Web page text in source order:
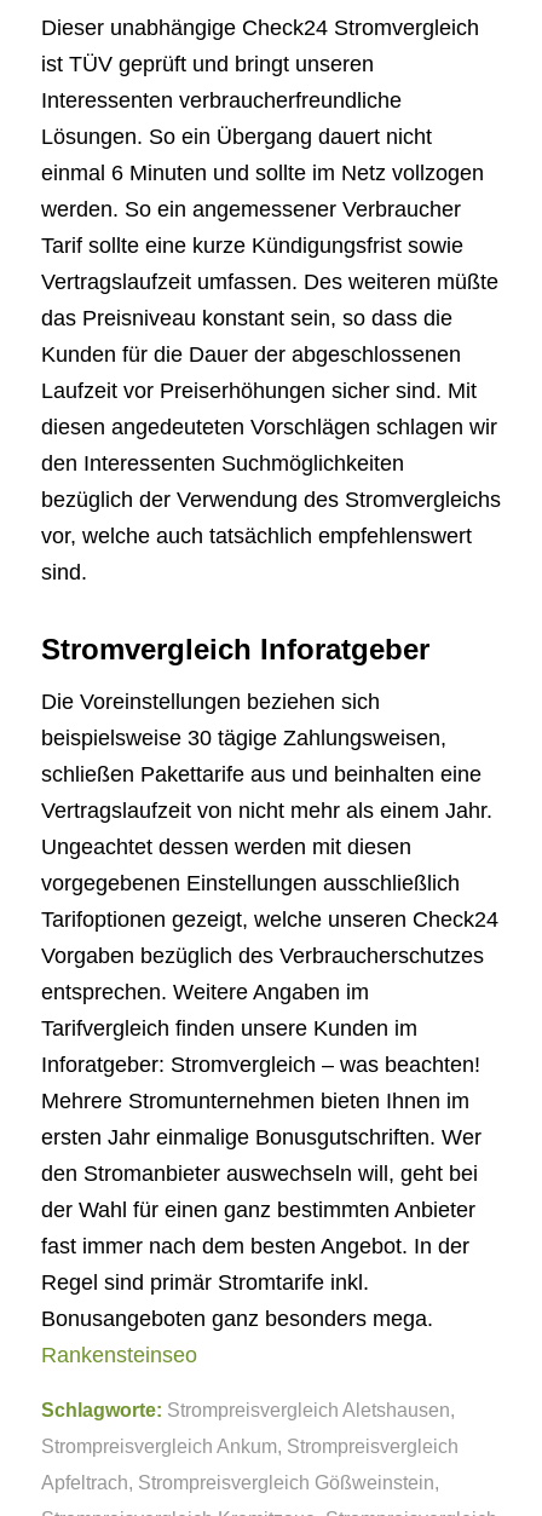
Dieser unabhängige Check24 Stromvergleich
ist TÜV geprüft und bringt unseren
Interessenten verbraucherfreundliche
Lösungen. So ein Übergang dauert nicht
einmal 6 Minuten und sollte im Netz vollzogen
werden. So ein angemessener Verbraucher
Tarif sollte eine kurze Kündigungsfrist sowie
Vertragslaufzeit umfassen. Des weiteren müßte
das Preisniveau konstant sein, so dass die
Kunden für die Dauer der abgeschlossenen
Laufzeit vor Preiserhöhungen sicher sind. Mit
diesen angedeuteten Vorschlägen schlagen wir
den Interessenten Suchmöglichkeiten
bezüglich der Verwendung des Stromvergleichs
vor, welche auch tatsächlich empfehlenswert
sind.
Stromvergleich Inforatgeber
Die Voreinstellungen beziehen sich
beispielsweise 30 tägige Zahlungsweisen,
schließen Pakettarife aus und beinhalten eine
Vertragslaufzeit von nicht mehr als einem Jahr.
Ungeachtet dessen werden mit diesen
vorgegebenen Einstellungen ausschließlich
Tarifoptionen gezeigt, welche unseren Check24
Vorgaben bezüglich des Verbraucherschutzes
entsprechen. Weitere Angaben im
Tarifvergleich finden unsere Kunden im
Inforatgeber: Stromvergleich – was beachten!
Mehrere Stromunternehmen bieten Ihnen im
ersten Jahr einmalige Bonusgutschriften. Wer
den Stromanbieter auswechseln will, geht bei
der Wahl für einen ganz bestimmten Anbieter
fast immer nach dem besten Angebot. In der
Regel sind primär Stromtarife inkl.
Bonusangeboten ganz besonders mega.
Rankensteinseo
Schlagworte: Strompreisvergleich Aletshausen,
Strompreisvergleich Ankum, Strompreisvergleich
Apfeltrach, Strompreisvergleich Gößweinstein,